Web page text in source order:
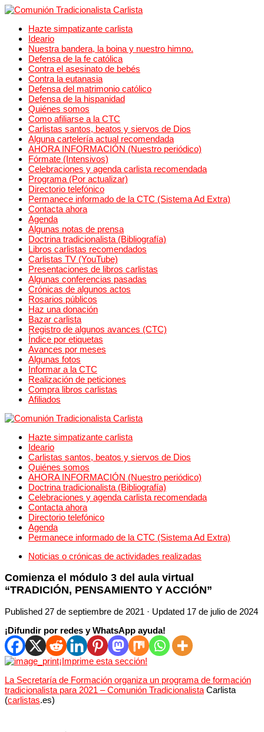
Hazte simpatizante carlista
Ideario
Nuestra bandera, la boina y nuestro himno.
Defensa de la fe católica
Contra el asesinato de bebés
Contra la eutanasia
Defensa del matrimonio católico
Defensa de la hispanidad
Quiénes somos
Como afiliarse a la CTC
Carlistas santos, beatos y siervos de Dios
Alguna cartelería actual recomendada
AHORA INFORMACIÓN (Nuestro periódico)
Fórmate (Intensivos)
Celebraciones y agenda carlista recomendada
Programa (Por actualizar)
Directorio telefónico
Permanece informado de la CTC (Sistema Ad Extra)
Contacta ahora
Agenda
Algunas notas de prensa
Doctrina tradicionalista (Bibliografía)
Libros carlistas recomendados
Carlistas TV (YouTube)
Presentaciones de libros carlistas
Algunas conferencias pasadas
Crónicas de algunos actos
Rosarios públicos
Haz una donación
Bazar carlista
Registro de algunos avances (CTC)
Índice por etiquetas
Avances por meses
Algunas fotos
Informar a la CTC
Realización de peticiones
Compra libros carlistas
Afiliados
Hazte simpatizante carlista
Ideario
Carlistas santos, beatos y siervos de Dios
Quiénes somos
AHORA INFORMACIÓN (Nuestro periódico)
Doctrina tradicionalista (Bibliografía)
Celebraciones y agenda carlista recomendada
Contacta ahora
Directorio telefónico
Agenda
Permanece informado de la CTC (Sistema Ad Extra)
Noticias o crónicas de actividades realizadas
Comienza el módulo 3 del aula virtual
“TRADICIÓN, PENSAMIENTO Y ACCIÓN”
Published 27 de septiembre de 2021 · Updated 17 de julio de 2024
¡Difundir por redes y WhatsApp ayuda!
¡Imprime esta sección!
La Secretaría de Formación organiza un programa de formación
tradicionalista para 2021 –Comunión Tradicionalista Carlista
(carlistas.es)